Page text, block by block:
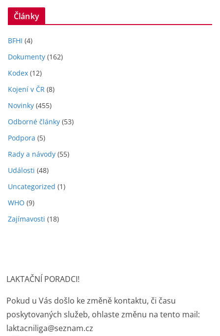
Články
BFHI (4)
Dokumenty (162)
Kodex (12)
Kojení v ČR (8)
Novinky (455)
Odborné články (53)
Podpora (5)
Rady a návody (55)
Události (48)
Uncategorized (1)
WHO (9)
Zajímavosti (18)
LAKTAČNÍ PORADCI!
Pokud u Vás došlo ke změně kontaktu, či času
poskytovaných služeb, ohlaste změnu na tento mail:
laktacniliga@seznam.cz